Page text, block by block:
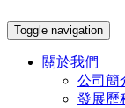
Toggle navigation
關於我們
公司簡
發展歷